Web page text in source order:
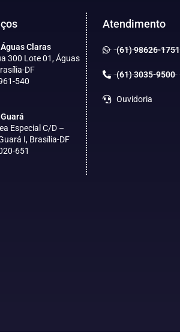
Claras
300 Lote 01, Águas
DF
540
Especial C/D –
I, Brasília-DF
651
Atendimento
(61) 98626-1751
(61) 3035-9500
Ouvidoria